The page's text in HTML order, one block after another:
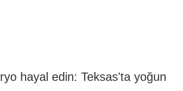
hayal edin: Teksas'ta yoğun